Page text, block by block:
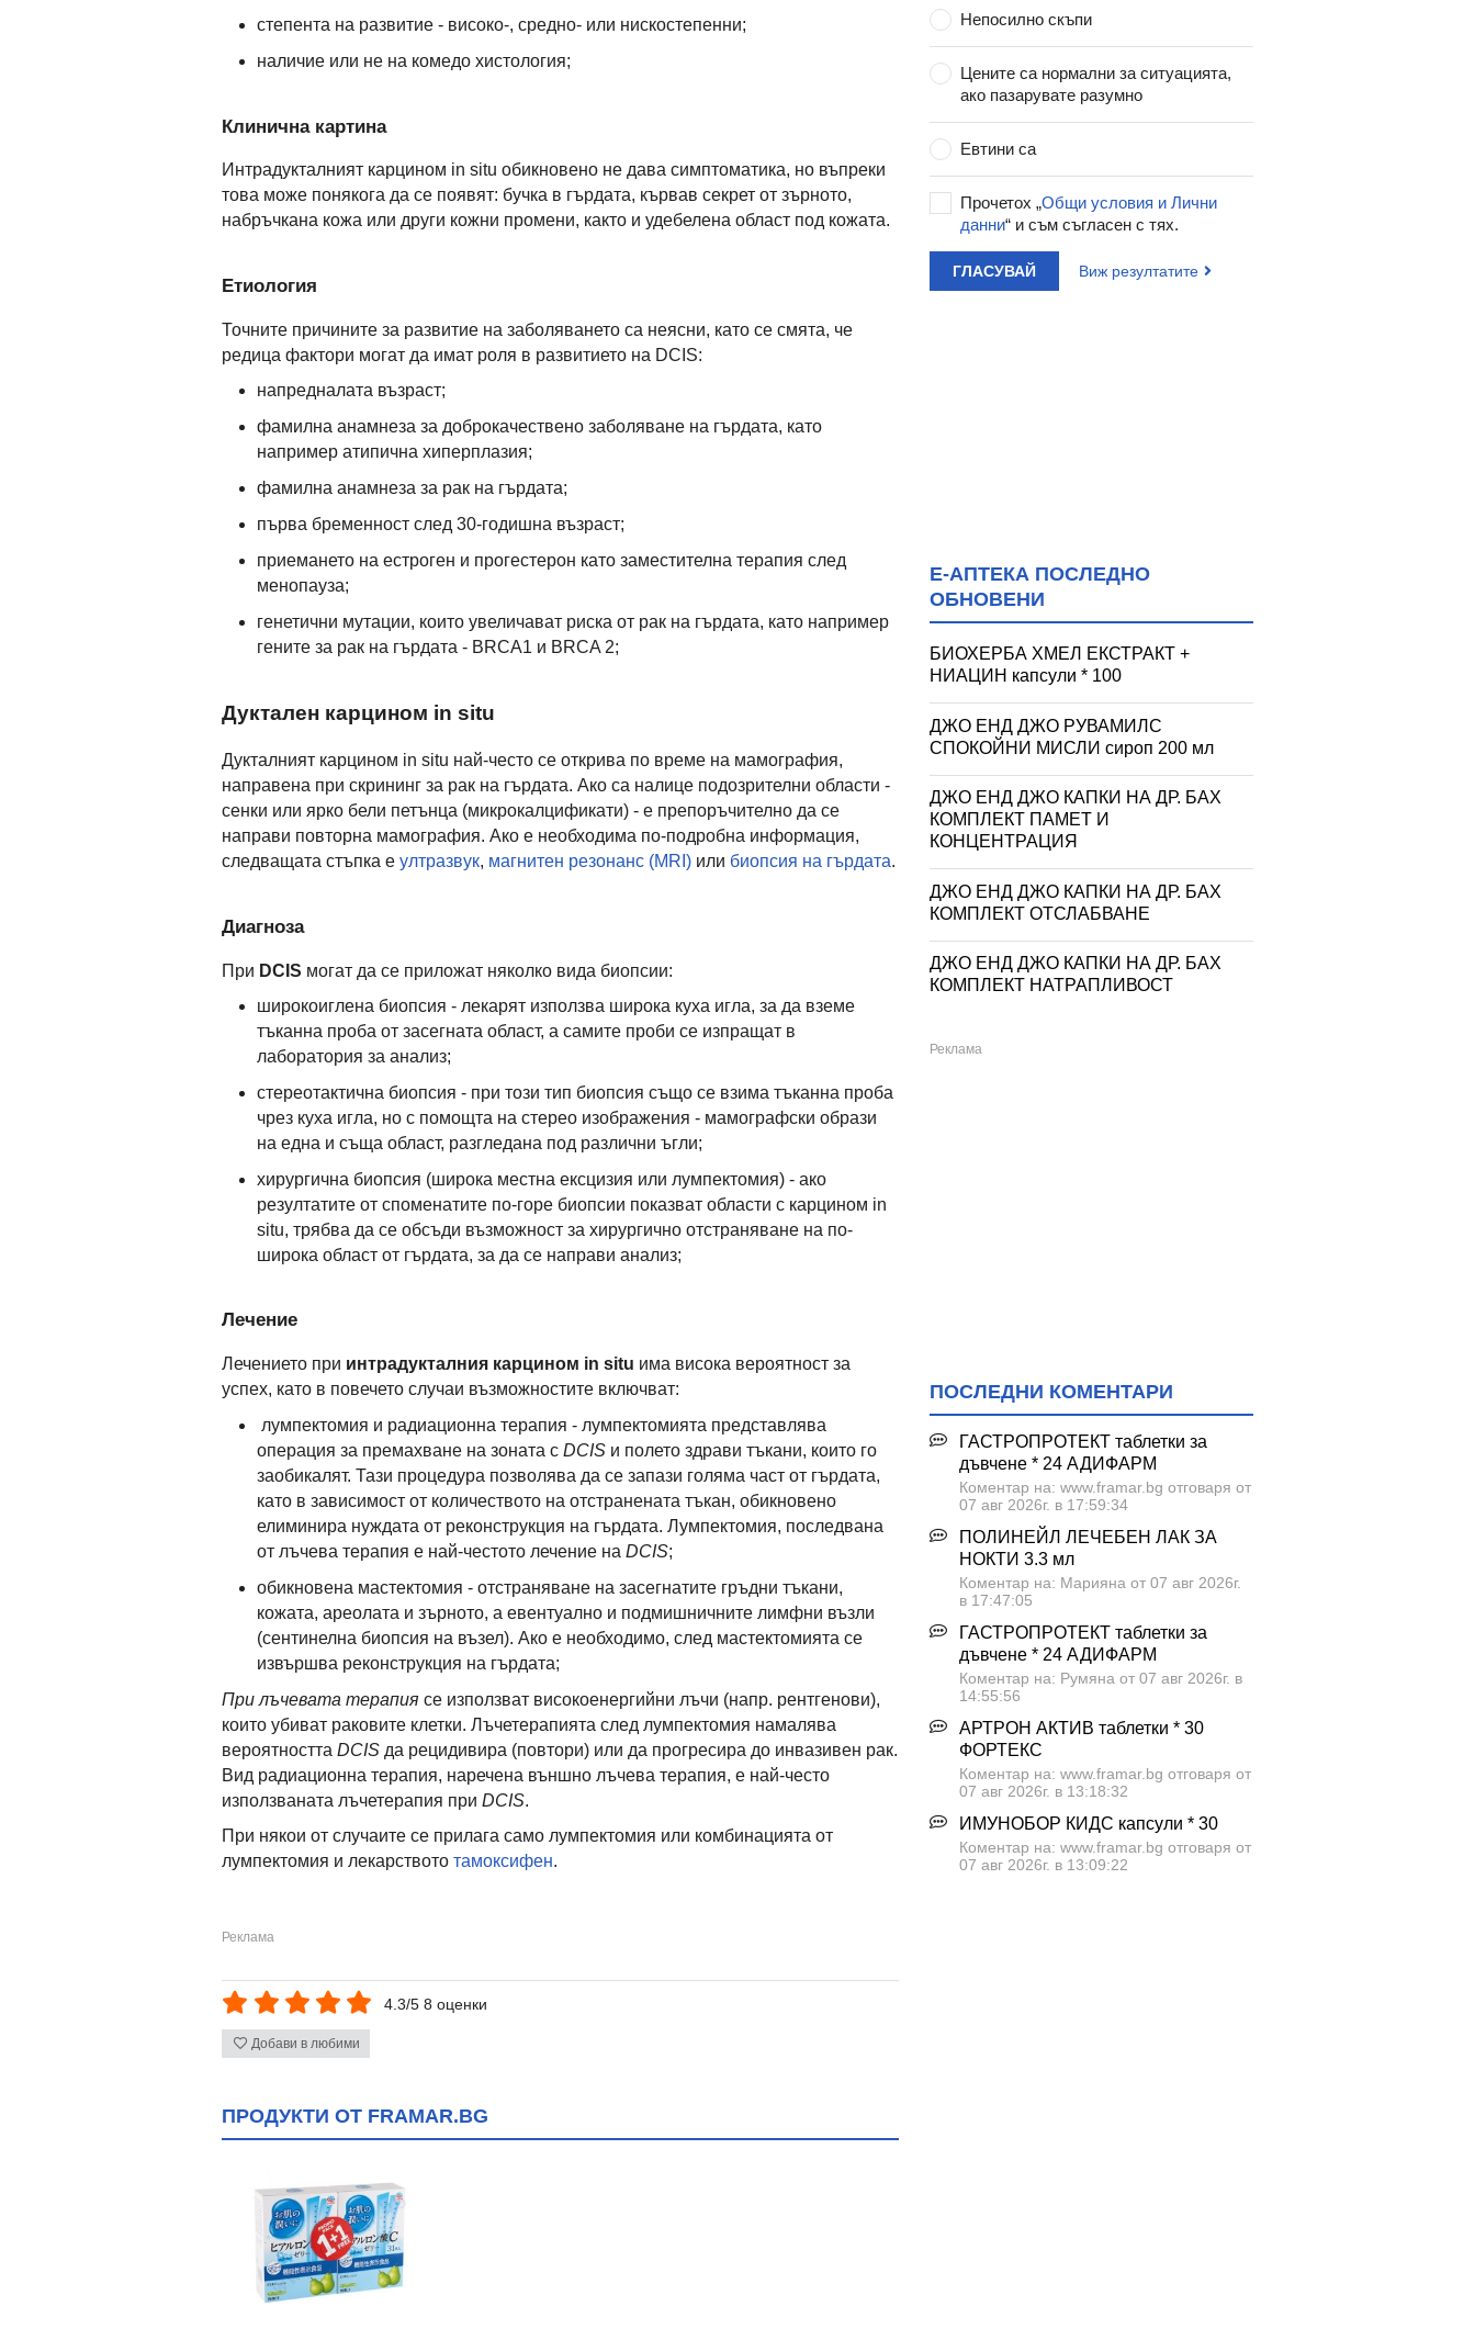
степента на развитие - високо-, средно- или нискостепенни;
наличие или не на комедо хистология;
Клинична картина
Интрадукталният карцином in situ обикновено не дава симптоматика, но въпреки
това може понякога да се появят: бучка в гърдата, кървав секрет от зърното,
набръчкана кожа или други кожни промени, както и удебелена област под кожата.
Етиология
Точните причините за развитие на заболяването са неясни, като се смята, че
редица фактори могат да имат роля в развитието на DCIS:
напредналата възраст;
фамилна анамнеза за доброкачествено заболяване на гърдата, като
например атипична хиперплазия;
фамилна анамнеза за рак на гърдата;
първа бременност след 30-годишна възраст;
приемането на естроген и прогестерон като заместителна терапия след
менопауза;
генетични мутации, които увеличават риска от рак на гърдата, като например
гените за рак на гърдата - BRCA1 и BRCA 2;
Дуктален карцином in situ
Дукталният карцином in situ най-често се открива по време на мамография,
направена при скрининг за рак на гърдата. Ако са налице подозрителни области -
сенки или ярко бели петънца (микрокалцификати) - е препоръчително да се
направи повторна мамография. Ако е необходима по-подробна информация,
следващата стъпка е ултразвук, магнитен резонанс (MRI) или биопсия на гърдата.
Диагноза
При DCIS могат да се приложат няколко вида биопсии:
широкоиглена биопсия - лекарят използва широка куха игла, за да вземе
тъканна проба от засегната област, а самите проби се изпращат в
лаборатория за анализ;
стереотактична биопсия - при този тип биопсия също се взима тъканна проба
чрез куха игла, но с помощта на стерео изображения - мамографски образи
на една и съща област, разгледана под различни ъгли;
хирургична биопсия (широка местна ексцизия или лумпектомия) - ако
резултатите от споменатите по-горе биопсии показват области с карцином in
situ, трябва да се обсъди възможност за хирургично отстраняване на по-
широка област от гърдата, за да се направи анализ;
Лечение
Лечението при интрадукталния карцином in situ има висока вероятност за
успех, като в повечето случаи възможностите включват:
лумпектомия и радиационна терапия - лумпектомията представлява
операция за премахване на зоната с DCISи полето здрави тъкани, които го
заобикалят. Тази процедура позволява да се запази голяма част от гърдата,
като в зависимост от количеството на отстранената тъкан, обикновено
елиминира нуждата от реконструкция на гърдата. Лумпектомия, последвана
от лъчева терапия е най-честото лечение на DCIS;
обикновена мастектомия - отстраняване на засегнатите гръдни тъкани,
кожата, ареолата и зърното, а евентуално и подмишничните лимфни възли
(сентинелна биопсия на възел). Ако е необходимо, след мастектомията се
извършва реконструкция на гърдата;
При лъчевата терапия се използват високоенергийни лъчи (напр. рентгенови),
които убиват раковите клетки. Лъчетерапията след лумпектомия намалява
вероятността DCIS да рецидивира (повтори) или да прогресира до инвазивен рак.
Вид радиационна терапия, наречена външно лъчева терапия, е най-често
използваната лъчетерапия при DCIS.
При някои от случаите се прилага само лумпектомия или комбинацията от
лумпектомия и лекарството тамоксифен.
4.3/5 8 оценки
Добави в любими
ПРОДУКТИ ОТ FRAMAR.BG
Непосилно скъпи
Цените са нормални за ситуацията,
ако пазарувате разумно
Евтини са
Прочетох „Общи условия и Лични
данни“ и съм съгласен с тях.
ГЛАСУВАЙ Виж резултатите
Е-АПТЕКА ПОСЛЕДНО
ОБНОВЕНИ
БИОХЕРБА ХМЕЛ ЕКСТРАКТ +
НИАЦИН капсули * 100
ДЖО ЕНД ДЖО РУВАМИЛС
СПОКОЙНИ МИСЛИ сироп 200 мл
ДЖО ЕНД ДЖО КАПКИ НА ДР. БАХ
КОМПЛЕКТ ПАМЕТ И
КОНЦЕНТРАЦИЯ
ДЖО ЕНД ДЖО КАПКИ НА ДР. БАХ
КОМПЛЕКТ ОТСЛАБВАНЕ
ДЖО ЕНД ДЖО КАПКИ НА ДР. БАХ
КОМПЛЕКТ НАТРАПЛИВОСТ
ПОСЛЕДНИ КОМЕНТАРИ
ГАСТРОПРОТЕКТ таблетки за
дъвчене * 24 АДИФАРМ
Коментар на: www.framar.bg отговаря от
07 авг 2026г. в 17:59:34
ПОЛИНЕЙЛ ЛЕЧЕБЕН ЛАК ЗА
НОКТИ 3.3 мл
Коментар на: Марияна от 07 авг 2026г.
в 17:47:05
ГАСТРОПРОТЕКТ таблетки за
дъвчене * 24 АДИФАРМ
Коментар на: Румяна от 07 авг 2026г. в
14:55:56
АРТРОН АКТИВ таблетки * 30
ФОРТЕКС
Коментар на: www.framar.bg отговаря от
07 авг 2026г. в 13:18:32
ИМУНОБОР КИДС капсули * 30
Коментар на: www.framar.bg отговаря от
07 авг 2026г. в 13:09:22